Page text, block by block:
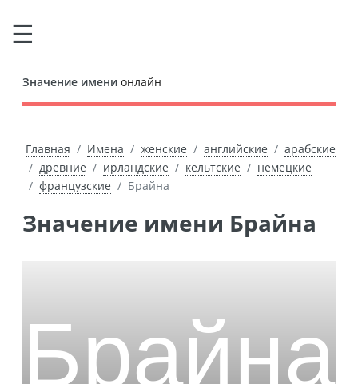
Значение имени онлайн
Главная Имена женские английские
арабские
древние
ирландские кельтские
немецкие
французские
Брайна
Значение имени Брайна